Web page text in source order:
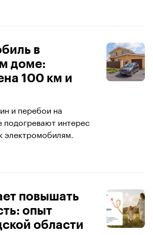
в
доме:
100 км и
и перебои на
подогревают интерес
электромобилям.
повышать
опыт
области